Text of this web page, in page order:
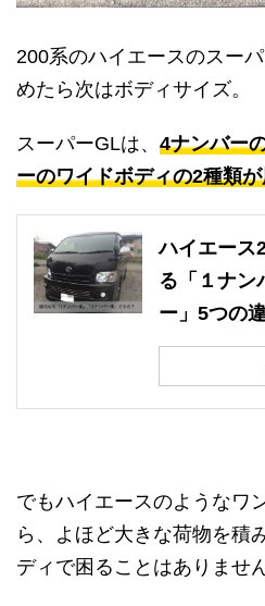
200系のハイエースのスー
めたら次はボディサイズ。
スーパーGLは、 4ナンバー
ーのワイドボディの2種類
ハイエース
る「１ナン
ー」5つの
でもハイエースのようなワ
ら、よほど大きな荷物を積
ディで困ることはありません